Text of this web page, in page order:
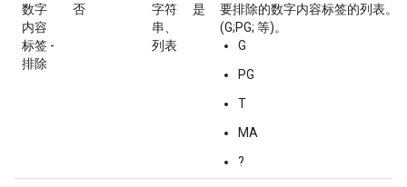
数字
内容
标签 -
排除
否
字符
串、
列表
是
要排除的数字内容标签的列表。
(G;PG; 等)。
G
PG
T
MA
?